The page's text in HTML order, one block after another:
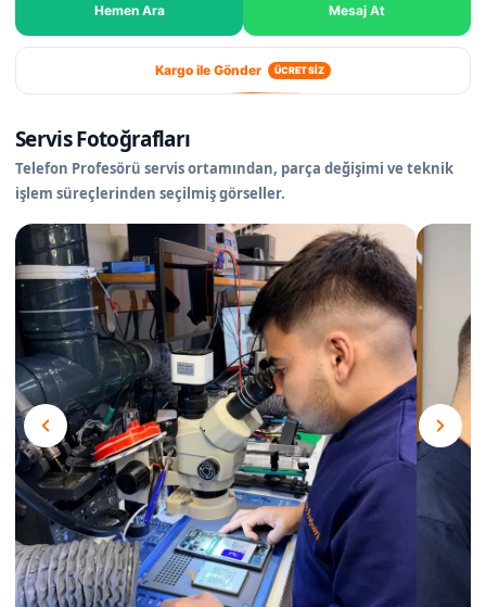
Hemen Ara Mesaj At
Kargo ile Gönder ÜCRETSİZ
Servis Fotoğrafları
Telefon Profesörü servis ortamından, parça değişimi ve teknik
işlem süreçlerinden seçilmiş görseller.